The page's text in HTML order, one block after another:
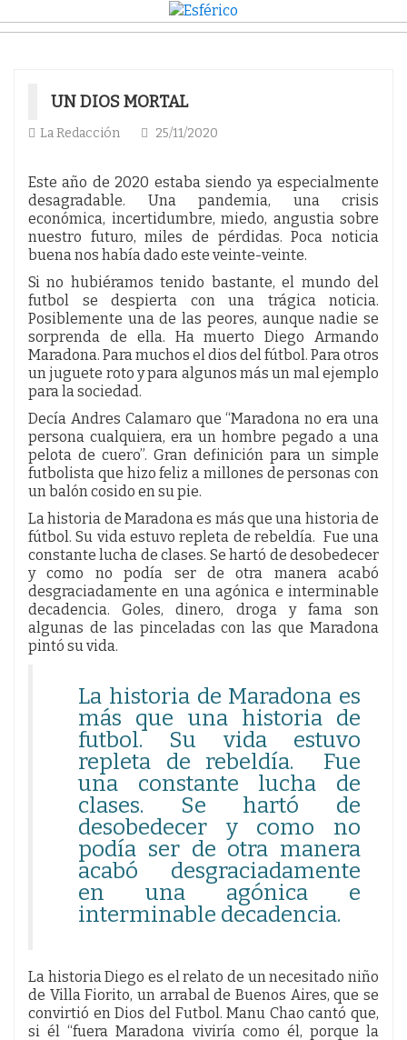
UN DIOS MORTAL
La Redacción 25/11/2020
Este año de 2020 estaba siendo ya especialmente
desagradable. Una pandemia, una crisis
económica, incertidumbre, miedo, angustia sobre
nuestro futuro, miles de pérdidas. Poca noticia
buena nos había dado este veinte-veinte.
Si no hubiéramos tenido bastante, el mundo del
futbol se despierta con una trágica noticia.
Posiblemente una de las peores, aunque nadie se
sorprenda de ella. Ha muerto Diego Armando
Maradona. Para muchos el dios del fútbol. Para otros
un juguete roto y para algunos más un mal ejemplo
para la sociedad.
Decía Andres Calamaro que “Maradona no era una
persona cualquiera, era un hombre pegado a una
pelota de cuero”. Gran definición para un simple
futbolista que hizo feliz a millones de personas con
un balón cosido en su pie.
La historia de Maradona es más que una historia de
fútbol. Su vida estuvo repleta de rebeldía. Fue una
constante lucha de clases. Se hartó de desobedecer
y como no podía ser de otra manera acabó
desgraciadamente en una agónica e interminable
decadencia. Goles, dinero, droga y fama son
algunas de las pinceladas con las que Maradona
pintó su vida.
La historia de Maradona es
más que una historia de
futbol. Su vida estuvo
repleta de rebeldía. Fue
una constante lucha de
clases. Se hartó de
desobedecer y como no
podía ser de otra manera
acabó desgraciadamente
en una agónica e
interminable decadencia.
La historia Diego es el relato de un necesitado niño
de Villa Fiorito, un arrabal de Buenos Aires, que se
convirtió en Dios del Futbol. Manu Chao cantó que,
si él “fuera Maradona viviría como él, porque la